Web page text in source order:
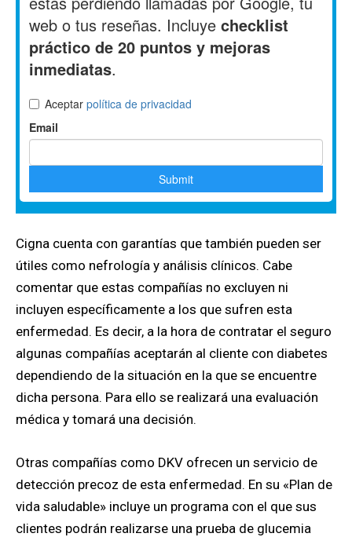
Cigna cuenta con garantías que también pueden ser
útiles como nefrología y análisis clínicos. Cabe
comentar que estas compañías no excluyen ni
incluyen específicamente a los que sufren esta
enfermedad. Es decir, a la hora de contratar el seguro
algunas compañías aceptarán al cliente con diabetes
dependiendo de la situación en la que se encuentre
dicha persona. Para ello se realizará una evaluación
médica y tomará una decisión.
Otras compañías como DKV ofrecen un servicio de
detección precoz de esta enfermedad. En su «Plan de
vida saludable» incluye un programa con el que sus
clientes podrán realizarse una prueba de glucemia